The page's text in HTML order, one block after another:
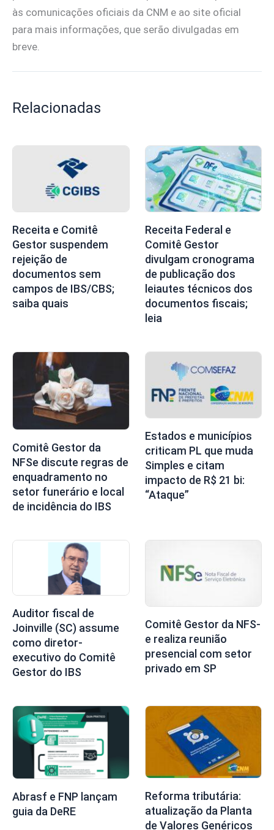
às comunicações oficiais da CNM e ao site oficial
para mais informações, que serão divulgadas em
breve.
Relacionadas
Receita e Comitê
Gestor suspendem
rejeição de
documentos sem
campos de IBS/CBS;
saiba quais
Receita Federal e
Comitê Gestor
divulgam cronograma
de publicação dos
leiautes técnicos dos
documentos fiscais;
leia
Comitê Gestor da
NFSe discute regras de
enquadramento no
setor funerário e local
de incidência do IBS
Estados e municípios
criticam PL que muda
Simples e citam
impacto de R$ 21 bi:
“Ataque”
Auditor fiscal de
Joinville (SC) assume
como diretor-
executivo do Comitê
Gestor do IBS
Comitê Gestor da NFS-
e realiza reunião
presencial com setor
privado em SP
Abrasf e FNP lançam
guia da DeRE
Reforma tributária:
atualização da Planta
de Valores Genéricos